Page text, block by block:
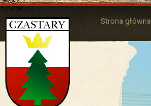
Strona główna